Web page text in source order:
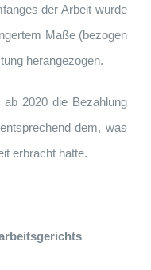
der Arbeit wurde
Maße (bezogen
herangezogen.
2020 die Bezahlung
dem, was
erbracht hatte.